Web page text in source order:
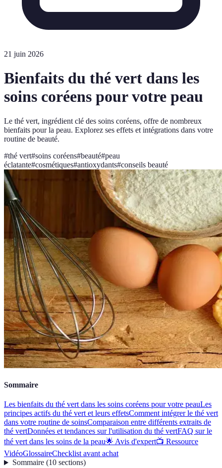
21 juin 2026
Bienfaits du thé vert dans les
soins coréens pour votre peau
Le thé vert, ingrédient clé des soins coréens, offre de nombreux
bienfaits pour la peau. Explorez ses effets et intégrations dans votre
routine de beauté.
#thé vert#soins coréens#beauté#peau
éclatante#cosmétiques#antioxydants#conseils beauté
Sommaire
Les bienfaits du thé vert dans les soins coréens pour votre peauLes
principes actifs du thé vert et leurs effetsComment intégrer le thé vert
dans votre routine de soinsComparaison entre différents extraits de
thé vertDonnées et tendances sur l'utilisation du thé vertFAQ sur le
thé vert dans les soins de la peau🌟 Avis d'expert📺 Ressource
VidéoGlossaireChecklist avant achat
Sommaire(10 sections)